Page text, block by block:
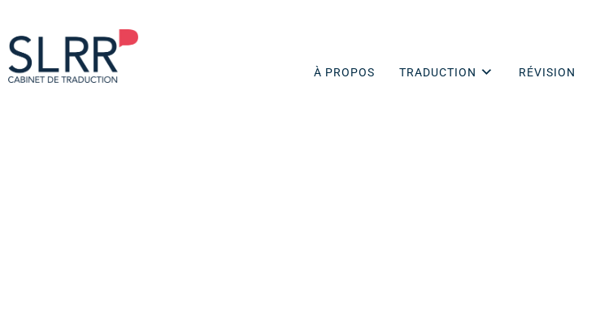
À PROPOS TRADUCTION RÉVISION